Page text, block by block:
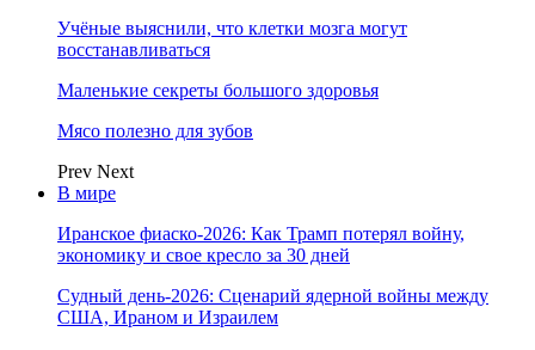
Учёные выяснили, что клетки мозга могут
восстанавливаться
Маленькие секреты большого здоровья
Мясо полезно для зубов
Prev Next
В мире
Иранское фиаско-2026: Как Трамп потерял войну,
экономику и свое кресло за 30 дней
Судный день-2026: Сценарий ядерной войны между
США, Ираном и Израилем